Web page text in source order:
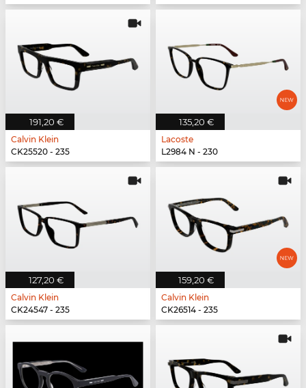
191,20 €
Calvin Klein
CK25520 - 235
135,20 €
Lacoste
L2984 N - 230
127,20 €
Calvin Klein
CK24547 - 235
159,20 €
Calvin Klein
CK26514 - 235